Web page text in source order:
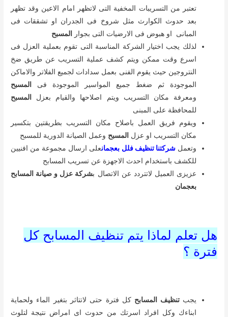
تعتبر من التسريبات المخفية التى لاتظهر امام الاعين وقد تظهر
بعد حدوث الكوارث مثل شروخ فى الجدران او تشققات فى
المبانى او هبوض فى الارضيات التى بجوار المسبح
لذلك يجب اختيار الشركة المناسبة التى تقوم بعملية العزل فى
اسرع وقت ممكن ويتم كشف عملية التسريب عن طريق ضخ
النتروجين حيث يقوم الفنى بعمل سدادات لجميع الفلاتر والاماكن
الموجودة ثم ضغط جميع المواسير الموجودة فى المسبح
ومعرفة مكان التسريب ويتم اصلاحها والقيام بعزل المسبح
للمحافظة على المبنى
ويقوم فريق العمل باصلاح مكان التسريب بطريقتين بتكسير
مكان التسريب او عزل المسبح وعمل الصيانة الدورية للمسبح
وتعملشركتنا تنظيف فلل بعجمانعلى ارسال مجموعة من افنيين
للكشف باستخدام احدث الاجهزة عن تسريب المسابح
عزيزى العميل لاتتردد عن الاتصال بشركة عزل و صيانة المسابح
بعجمان
هل تعلم لماذا يتم تنظيف المسابح كل
فترة ؟
يجبتنظيف المسابح كل فترة حتى لاتتاثر بتغير الماء ولحماية
ابناءك وكل افراد اسرتك من حدوث اى امراض نتيجة لتلوث